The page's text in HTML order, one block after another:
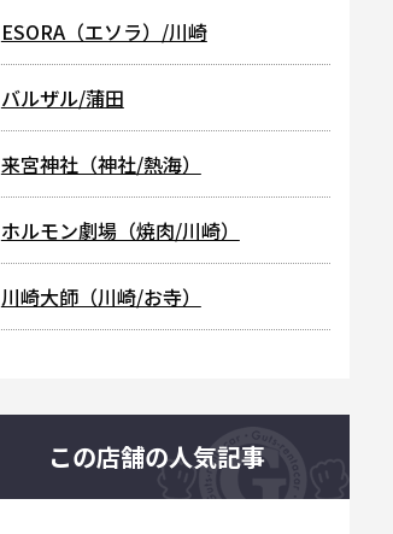
ESORA（エソラ）/川崎
バルザル/蒲田
来宮神社（神社/熱海）
ホルモン劇場（焼肉/川崎）
川崎大師（川崎/お寺）
この店舗の人気記事